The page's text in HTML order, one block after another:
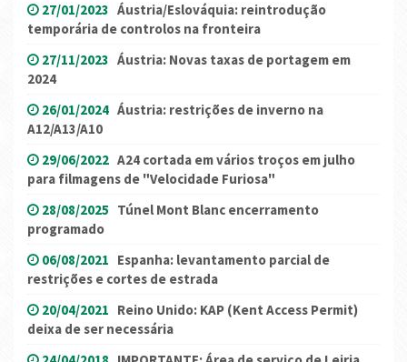
27/01/2023 Áustria/Eslováquia: reintrodução
temporária de controlos na fronteira
27/11/2023 Áustria: Novas taxas de portagem em
2024
26/01/2024 Áustria: restrições de inverno na
A12/A13/A10
29/06/2022 A24 cortada em vários troços em julho
para filmagens de "Velocidade Furiosa"
28/08/2025 Túnel Mont Blanc encerramento
programado
06/08/2021 Espanha: levantamento parcial de
restrições e cortes de estrada
20/04/2021 Reino Unido: KAP (Kent Access Permit)
deixa de ser necessária